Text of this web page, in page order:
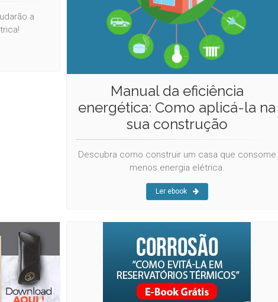
a
Manual da eficiência
energética: Como aplicá-la na
sua construção
Descubra como construir um casa que consome
menos energia elétrica.
Ler ebook